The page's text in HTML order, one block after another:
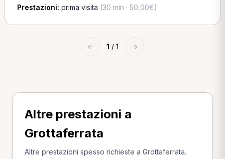
Prestazioni: prima visita (30 min · 50,00€)
← 1 / 1 →
Altre prestazioni a
Grottaferrata
Altre prestazioni spesso richieste a Grottaferrata.